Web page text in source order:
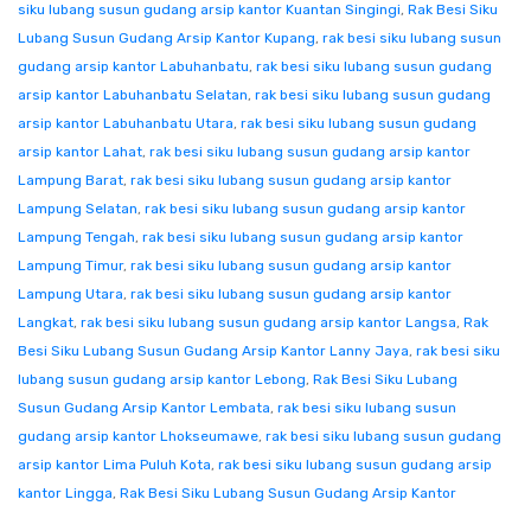
siku lubang susun gudang arsip kantor Kuantan Singingi, Rak Besi Siku
Lubang Susun Gudang Arsip Kantor Kupang, rak besi siku lubang susun
gudang arsip kantor Labuhanbatu, rak besi siku lubang susun gudang
arsip kantor Labuhanbatu Selatan, rak besi siku lubang susun gudang
arsip kantor Labuhanbatu Utara, rak besi siku lubang susun gudang
arsip kantor Lahat, rak besi siku lubang susun gudang arsip kantor
Lampung Barat, rak besi siku lubang susun gudang arsip kantor
Lampung Selatan, rak besi siku lubang susun gudang arsip kantor
Lampung Tengah, rak besi siku lubang susun gudang arsip kantor
Lampung Timur, rak besi siku lubang susun gudang arsip kantor
Lampung Utara, rak besi siku lubang susun gudang arsip kantor
Langkat, rak besi siku lubang susun gudang arsip kantor Langsa, Rak
Besi Siku Lubang Susun Gudang Arsip Kantor Lanny Jaya, rak besi siku
lubang susun gudang arsip kantor Lebong, Rak Besi Siku Lubang
Susun Gudang Arsip Kantor Lembata, rak besi siku lubang susun
gudang arsip kantor Lhokseumawe, rak besi siku lubang susun gudang
arsip kantor Lima Puluh Kota, rak besi siku lubang susun gudang arsip
kantor Lingga, Rak Besi Siku Lubang Susun Gudang Arsip Kantor